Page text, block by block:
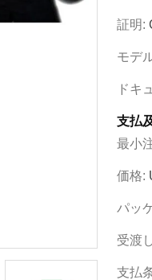
証明:
モデ
ドキ
支払
最小
価格:
パッ
受渡
支払